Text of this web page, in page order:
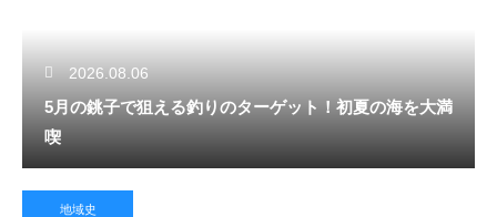
2026.08.06
5月の銚子で狙える釣りのターゲット！初夏の海を大満
喫
地域史